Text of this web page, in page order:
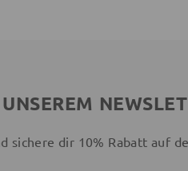
sichere dir 10% Rabatt auf